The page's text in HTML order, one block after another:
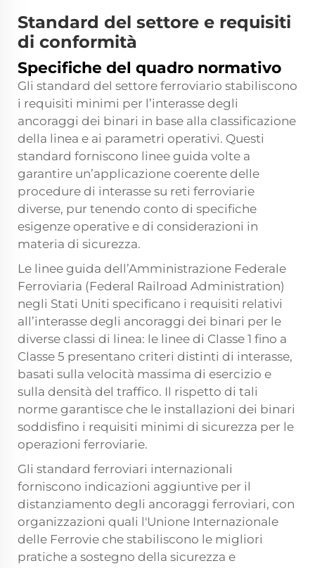
Standard del settore e requisiti
di conformità
Specifiche del quadro normativo
Gli standard del settore ferroviario stabiliscono
i requisiti minimi per l’interasse degli
ancoraggi dei binari in base alla classificazione
della linea e ai parametri operativi. Questi
standard forniscono linee guida volte a
garantire un’applicazione coerente delle
procedure di interasse su reti ferroviarie
diverse, pur tenendo conto di specifiche
esigenze operative e di considerazioni in
materia di sicurezza.
Le linee guida dell’Amministrazione Federale
Ferroviaria (Federal Railroad Administration)
negli Stati Uniti specificano i requisiti relativi
all’interasse degli ancoraggi dei binari per le
diverse classi di linea: le linee di Classe 1 fino a
Classe 5 presentano criteri distinti di interasse,
basati sulla velocità massima di esercizio e
sulla densità del traffico. Il rispetto di tali
norme garantisce che le installazioni dei binari
soddisfino i requisiti minimi di sicurezza per le
operazioni ferroviarie.
Gli standard ferroviari internazionali
forniscono indicazioni aggiuntive per il
distanziamento degli ancoraggi ferroviari, con
organizzazioni quali l'Unione Internazionale
delle Ferrovie che stabiliscono le migliori
pratiche a sostegno della sicurezza e